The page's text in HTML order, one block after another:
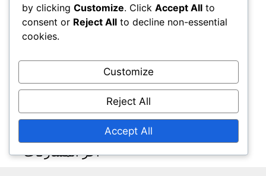
خصوصيتك
من نحن
سياسة ملفات تعريف الارتباط
اتصل بنا
English▾
آخر المشاركات
by clicking Customize. Click Accept All to
consent or Reject All to decline non-essential
cookies.
Customize
Reject All
Accept All